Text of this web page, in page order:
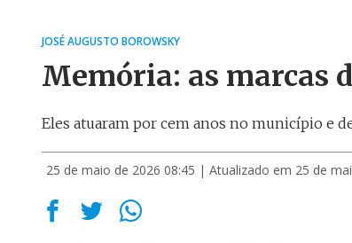
JOSÉ AUGUSTO BOROWSKY
Memória: as marcas
Eles atuaram por cem anos no município e
25 de maio de 2026 08:45 | Atualizado em 25 de